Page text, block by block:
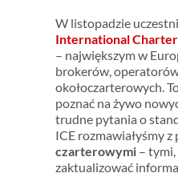
W listopadzie
International
– największym w
brokerów,
okołoczarterowych.
poznać na żywo
trudne pytania o
ICE rozmawiałyśmy z
czarterowymi– tymi,
zaktualizować